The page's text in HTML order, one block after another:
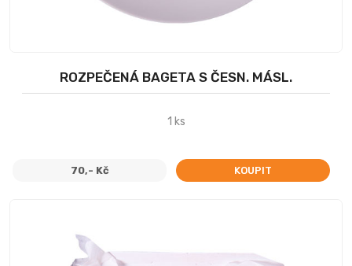
ROZPEČENÁ BAGETA S ČESN. MÁSL.
1 ks
70,- Kč KOUPIT